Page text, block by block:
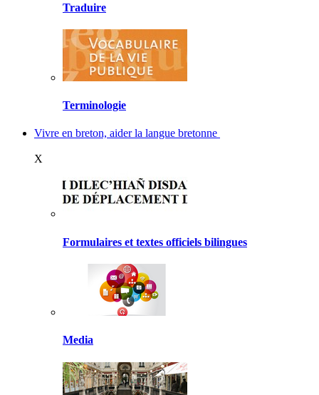
Traduire
Terminologie
Vivre en breton, aider la langue bretonne
X
Formulaires et textes officiels bilingues
Media